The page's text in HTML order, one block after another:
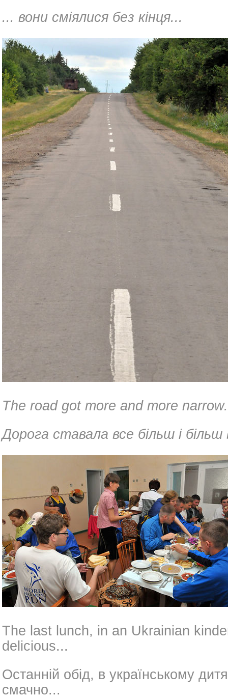
... вони сміялися без кінця...
The road got more and more narrow.
Дорога ставала все більш і більш
The last lunch, in an Ukrainian
delicious...
Останній обід, в українському
смачно...